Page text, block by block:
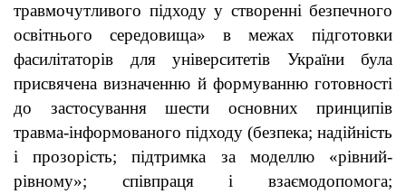
травмочутливого підходу у створенні безпечного
освітнього середовища» в межах підготовки
фасилітаторів для університетів України була
присвячена визначенню й формуванню готовності
до застосування шести основних принципів
травма-інформованого підходу (безпека; надійність
і прозорість; підтримка за моделлю «рівний-
рівному»; співпраця і взаємодопомога;